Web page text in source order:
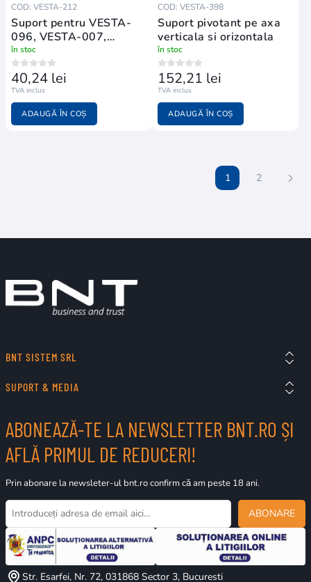
COD: VESTA-212
Suport pentru VESTA-
096, VESTA-007,
VESTA-008, VESTA-211
în stoc
40,24 lei
TVA inclus
ADAUGĂ ÎN COȘ
COD: VESTA-398
Suport pivotant pe axa
verticala si orizontala
în stoc
152,21 lei
TVA inclus
ADAUGĂ ÎN COȘ
1 2
BNT SISTEM SRL
SUPORT & MEDIA
ABONEAZĂ-TE LA NEWSLETTER BNT.RO ȘI
AFLĂ PRIMUL DE REDUCERI!
Prin abonare la newsleter-ul bnt.ro confirm că am peste 18 ani.
ABONARE
Str. Esarfei, Nr. 72, 031868 Sector 3, Bucuresti